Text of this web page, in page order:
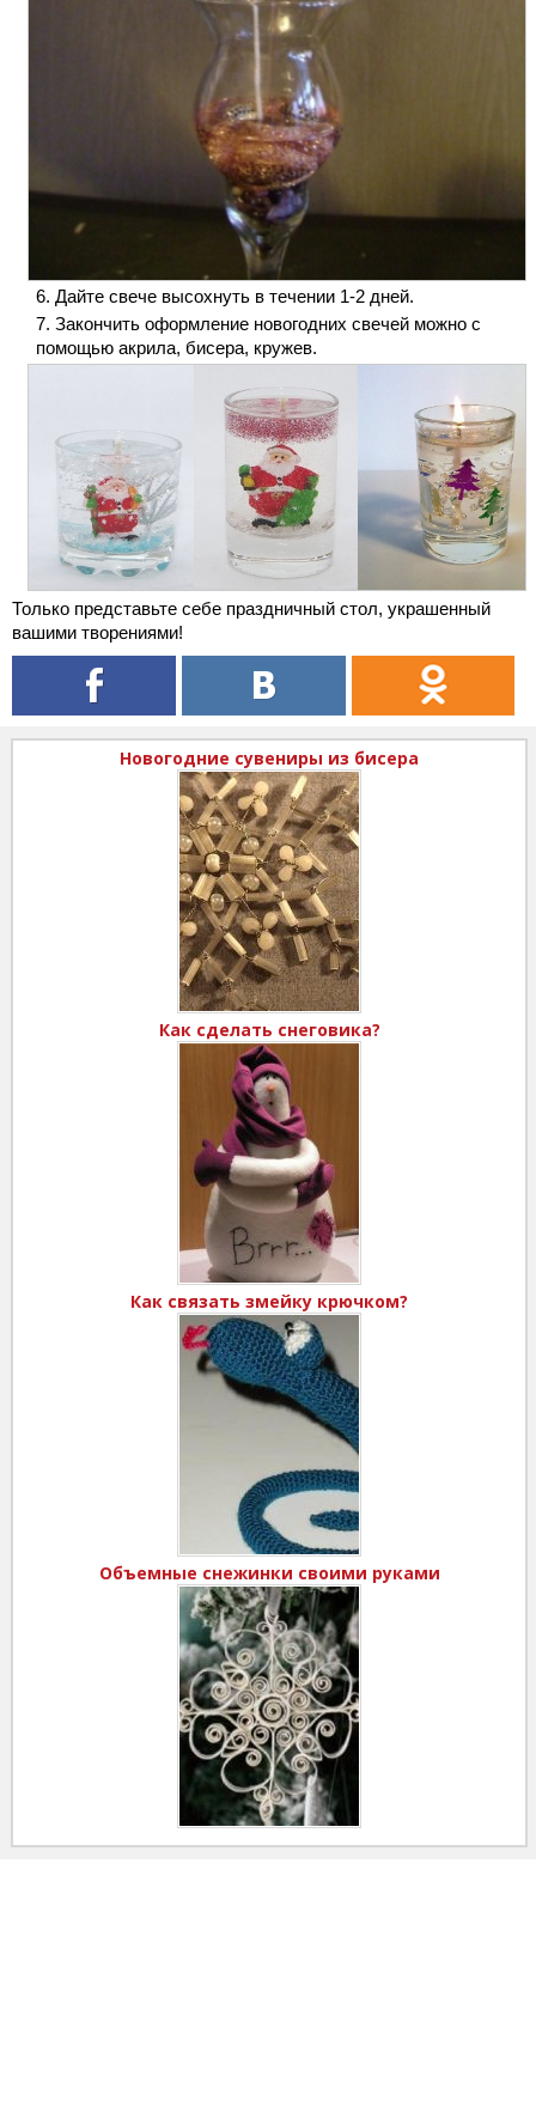
Дайте свече высохнуть в течении 1-2 дней.
Закончить оформление новогодних свечей можно с
помощью акрила, бисера, кружев.
Только представьте себе праздничный стол, украшенный
вашими творениями!
Новогодние сувениры из бисера
Как сделать снеговика?
Как связать змейку крючком?
Объемные снежинки своими руками